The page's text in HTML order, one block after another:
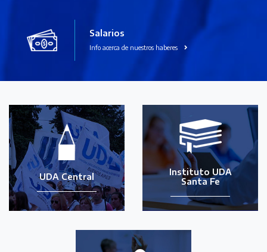
Salarios
Info acerca de nuestros haberes
UDA Central
Instituto UDA
Santa Fe